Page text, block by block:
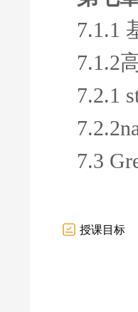
7.1.1
7.1.2
7.2.1
7.3
授课目标